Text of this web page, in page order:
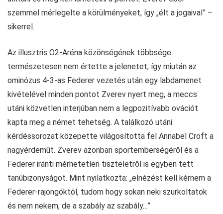
szemmel mérlegelte a körülményeket, így „élt a jogaival” –
sikerrel.
Az illusztris O2-Aréna közönségének többsége
természetesen nem értette a jelenetet, így miután az
ominózus 4-3-as Federer vezetés után egy labdamenet
kivételével minden pontot Zverev nyert meg, a meccs
utáni közvetlen interjúban nem a legpozitívabb ovációt
kapta meg a német tehetség. A találkozó utáni
kérdéssorozat közepette világosította fel Annabel Croft a
nagyérdeműt. Zverev azonban sportemberségéről és a
Federer iránti mérhetetlen tiszteletről is egyben tett
tanúbizonyságot. Mint nyilatkozta: „elnézést kell kérnem a
Federer-rajongóktól, tudom hogy sokan neki szurkoltatok
és nem nekem, de a szabály az szabály…”